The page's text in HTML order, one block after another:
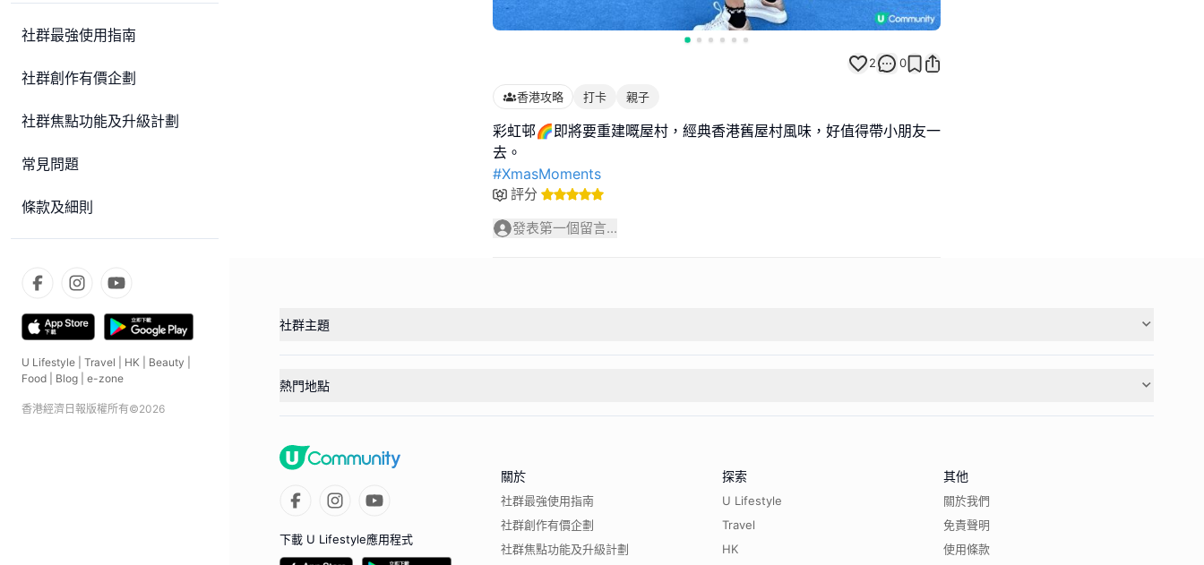
社群最強使用指南
社群創作有價企劃
社群焦點功能及升級計劃
常見問題
條款及細則
U Lifestyle Travel HK Beauty
Food
Blog e-zone
香港經濟日報版權所有©2026
2 0
香港攻略 打卡 親子
彩虹邨🌈即將要重建嘅屋村，經典香港舊屋村風味，好值得帶小朋友一
#XmasMoments
評分
發表第一個留言...
社群主題
熱門地點
下載 U Lifestyle應用程式
關於
社群最強使用指南
社群創作有價企劃
社群焦點功能及升級計劃
探索
U Lifestyle
Travel
HK
其他
關於我們
免責聲明
使用條款